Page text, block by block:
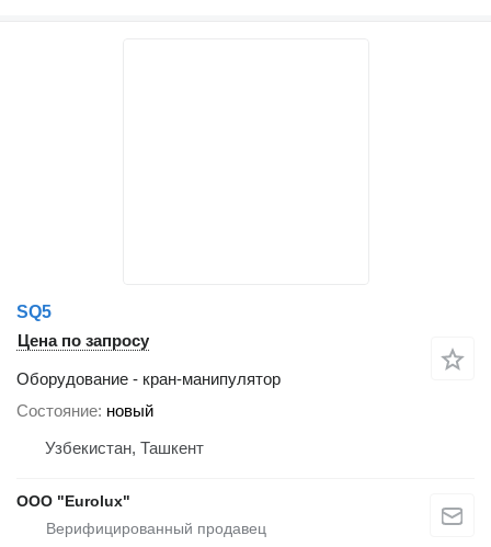
SQ5
Цена по запросу
Оборудование - кран-манипулятор
Состояние новый
Узбекистан, Ташкент
ООО "Eurolux"